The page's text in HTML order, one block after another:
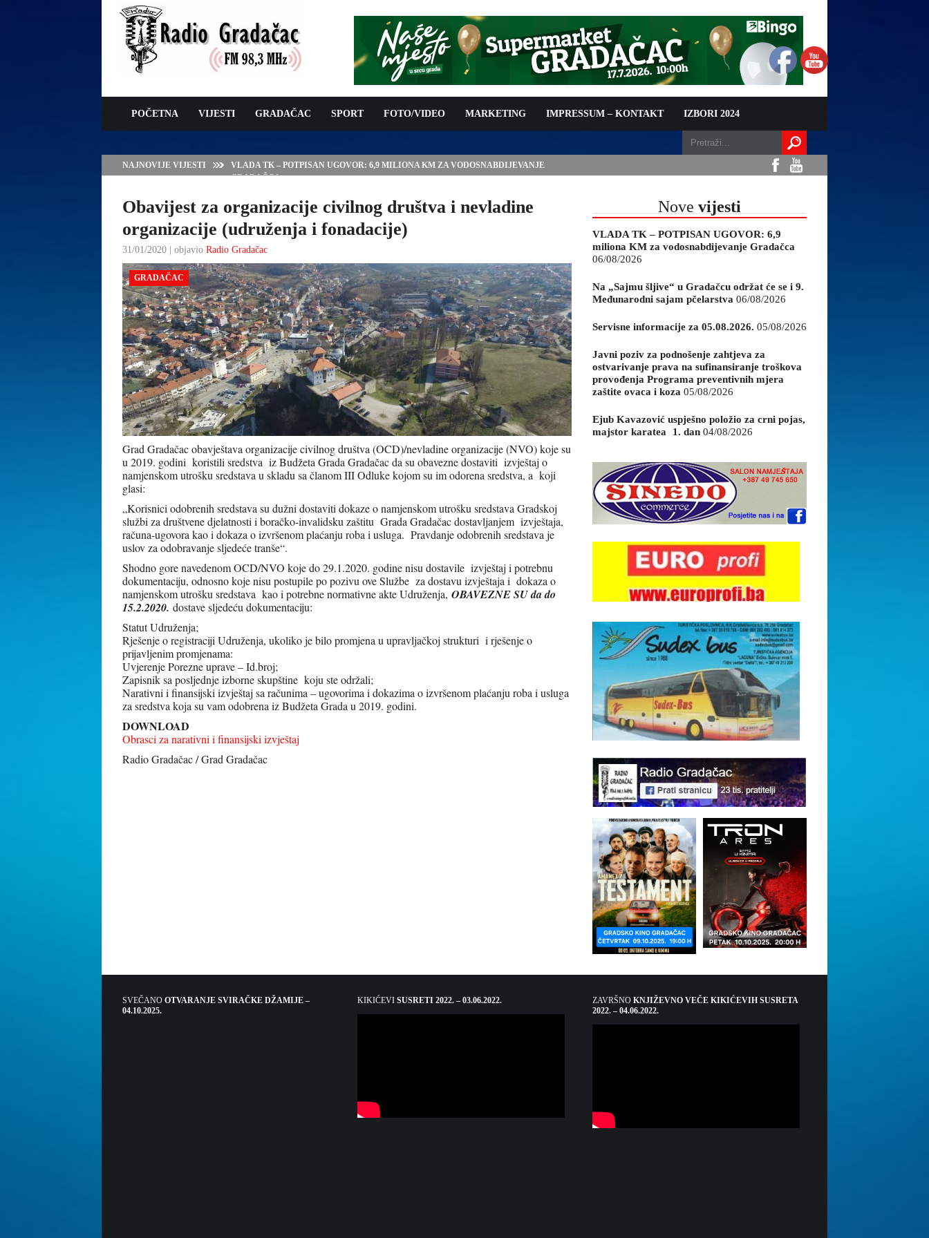
POČETNA VIJESTI GRADAČAC SPORT FOTO/VIDEO MARKETING IMPRESSUM – KONTAKT IZBORI 2024
NAJNOVIJE VIJESTI
VLADA TK – POTPISAN UGOVOR: 6,9 MILIONA KM ZA VODOSNABDIJEVANJE
GRADAČCA
Obavijest za organizacije civilnog društva i nevladine
organizacije (udruženja i fonadacije)
31/01/2020 | objavio Radio Gradačac
GRADAČAC
Grad Gradačac obavještava organizacije civilnog društva (OCD)/nevladine organizacije (NVO) koje su
u 2019. godini koristili sredstva iz Budžeta Grada Gradačac da su obavezne dostaviti izvještaj o
namjenskom utrošku sredstava u skladu sa članom III Odluke kojom su im odorena sredstva, a koji
glasi:
„Korisnici odobrenih sredstava su dužni dostaviti dokaze o namjenskom utrošku sredstava Gradskoj
službi za društvene djelatnosti i boračko-invalidsku zaštitu Grada Gradačac dostavljanjem izvještaja,
računa-ugovora kao i dokaza o izvršenom plaćanju roba i usluga. Pravdanje odobrenih sredstava je
uslov za odobravanje sljedeće tranše“.
Shodno gore navedenom OCD/NVO koje do 29.1.2020. godine nisu dostavile izvještaj i potrebnu
dokumentaciju, odnosno koje nisu postupile po pozivu ove Službe za dostavu izvještaja i dokaza o
namjenskom utrošku sredstava kao i potrebne normativne akte Udruženja, OBAVEZNE SU da do
15.2.2020. dostave sljedeću dokumentaciju:
Statut Udruženja;
Rješenje o registraciji Udruženja, ukoliko je bilo promjena u upravljačkoj strukturi i rješenje o
prijavljenim promjenama:
Uvjerenje Porezne uprave – Id.broj;
Zapisnik sa posljednje izborne skupštine koju ste održali;
Narativni i finansijski izvještaj sa računima – ugovorima i dokazima o izvršenom plaćanju roba i usluga
za sredstva koja su vam odobrena iz Budžeta Grada u 2019. godini.
DOWNLOAD
Obrasci za narativni i finansijski izvještaj
Radio Gradačac / Grad Gradačac
Nove vijesti
VLADA TK – POTPISAN UGOVOR: 6,9
miliona KM za vodosnabdijevanje Gradačca
06/08/2026
Na „Sajmu šljive“ u Gradačcu održat će se i 9.
Međunarodni sajam pčelarstva 06/08/2026
Servisne informacije za 05.08.2026. 05/08/2026
Javni poziv za podnošenje zahtjeva za
ostvarivanje prava na sufinansiranje troškova
provođenja Programa preventivnih mjera
zaštite ovaca i koza 05/08/2026
Ejub Kavazović uspješno položio za crni pojas,
majstor karatea 1. dan 04/08/2026
SVEČANO OTVARANJE SVIRAČKE DŽAMIJE –
04.10.2025.
KIKIĆEVI SUSRETI 2022. – 03.06.2022. ZAVRŠNO KNJIŽEVNO VEČE KIKIĆEVIH SUSRETA
2022. – 04.06.2022.